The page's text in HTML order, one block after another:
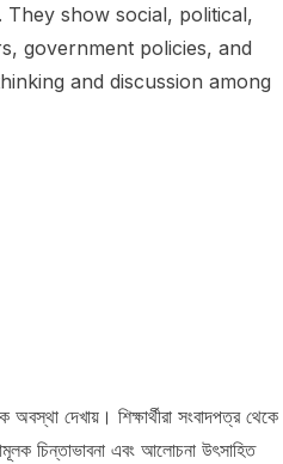
show social, political,
government policies, and
and discussion among
দেখায়। শিক্ষার্থীরা সংবাদপত্র থেকে
চিন্তাভাবনা এবং আলোচনা উৎসাহিত